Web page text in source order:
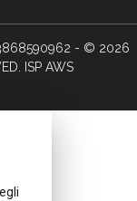
- © 2026
ISP AWS